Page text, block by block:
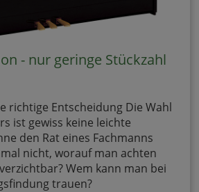
- nur geringe Stückzahl
richtige Entscheidung Die Wahl
ist gewiss keine leichte
den Rat eines Fachmanns
nicht, worauf man achten
Wem kann man bei
trauen?